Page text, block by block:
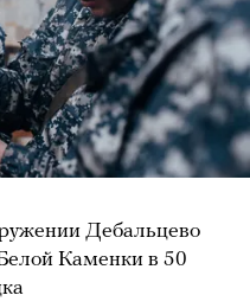
Дебальцево
Каменки в 50